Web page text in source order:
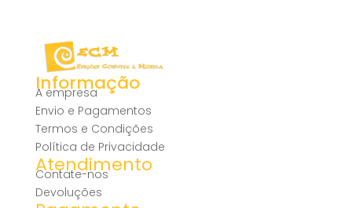
Informação
A empresa
Envio e Pagamentos
Termos e Condições
Política de Privacidade
Atendimento
Contate-nos
Devoluções